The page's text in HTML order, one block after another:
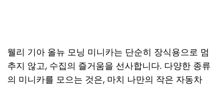
웰리 기아 올뉴 모닝 미니카는 단순히 장식용으로 멈
추지 않고, 수집의 즐거움을 선사합니다. 다양한 종류
의 미니카를 모으는 것은, 마치 나만의 작은 자동차